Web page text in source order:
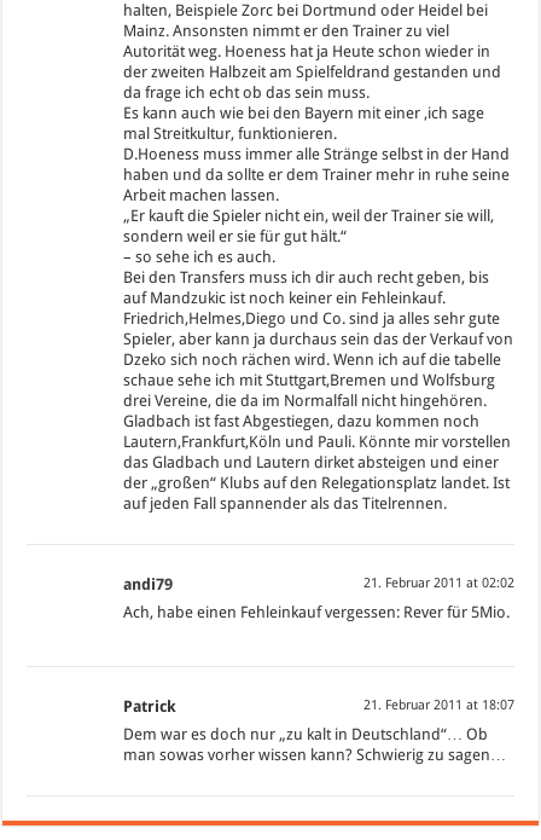
halten, Beispiele Zorc bei Dortmund oder Heidel bei
Mainz. Ansonsten nimmt er den Trainer zu viel
Autorität weg. Hoeness hat ja Heute schon wieder in
der zweiten Halbzeit am Spielfeldrand gestanden und
da frage ich echt ob das sein muss.
Es kann auch wie bei den Bayern mit einer ,ich sage
mal Streitkultur, funktionieren.
D.Hoeness muss immer alle Stränge selbst in der Hand
haben und da sollte er dem Trainer mehr in ruhe seine
Arbeit machen lassen.
„Er kauft die Spieler nicht ein, weil der Trainer sie will,
sondern weil er sie für gut hält.“
– so sehe ich es auch.
Bei den Transfers muss ich dir auch recht geben, bis
auf Mandzukic ist noch keiner ein Fehleinkauf.
Friedrich,Helmes,Diego und Co. sind ja alles sehr gute
Spieler, aber kann ja durchaus sein das der Verkauf von
Dzeko sich noch rächen wird. Wenn ich auf die tabelle
schaue sehe ich mit Stuttgart,Bremen und Wolfsburg
drei Vereine, die da im Normalfall nicht hingehören.
Gladbach ist fast Abgestiegen, dazu kommen noch
Lautern,Frankfurt,Köln und Pauli. Könnte mir vorstellen
das Gladbach und Lautern dirket absteigen und einer
der „großen“ Klubs auf den Relegationsplatz landet. Ist
auf jeden Fall spannender als das Titelrennen.
andi79 21. Februar 2011 at 02:02
Ach, habe einen Fehleinkauf vergessen: Rever für 5Mio.
Patrick 21. Februar 2011 at 18:07
Dem war es doch nur „zu kalt in Deutschland“… Ob
man sowas vorher wissen kann? Schwierig zu sagen…